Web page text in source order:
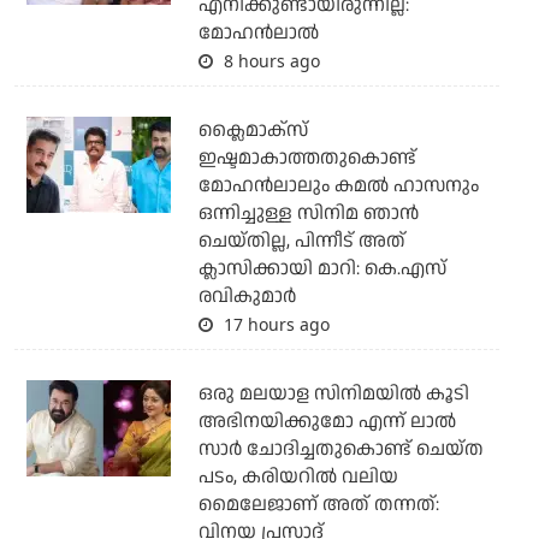
മോഹൻലാൽ
8 hours ago
ക്ലൈമാക്‌സ്
ഇഷ്ടമാകാത്തതുകൊണ്ട്
മോഹന്‍ലാലും കമല്‍ ഹാസനും
ഒന്നിച്ചുള്ള സിനിമ ഞാന്‍
ചെയ്തില്ല, പിന്നീട് അത്
ക്ലാസിക്കായി മാറി: കെ.എസ്
രവികുമാര്‍
17 hours ago
ഒരു മലയാള സിനിമയില്‍ കൂടി
അഭിനയിക്കുമോ എന്ന് ലാല്‍
സാര്‍ ചോദിച്ചതുകൊണ്ട് ചെയ്ത
പടം, കരിയറില്‍ വലിയ
മൈലേജാണ് അത് തന്നത്:
വിനയ പ്രസാദ്